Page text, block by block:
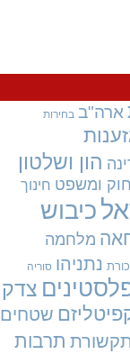
ארה"ב בחירות
הון ושלטון
חוק ומשפט חינוך
כיבוש
מלחמה
נתניהו סוריה
צדק
שטחים
תרבות